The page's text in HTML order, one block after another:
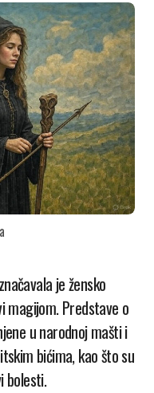
je žensko
magijom. Predstave o
u narodnoj mašti i
bićima, kao što su
bolesti.